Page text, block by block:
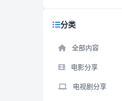
分类
全部内容
电影分享
电视剧分享